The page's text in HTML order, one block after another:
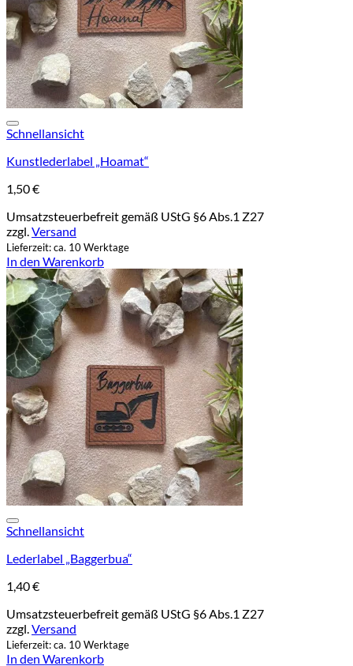
Schnellansicht
Kunstlederlabel „Hoamat“
1,50€
Umsatzsteuerbefreit gemäß UStG §6 Abs.1 Z27
zzgl. Versand
Lieferzeit: ca. 10 Werktage
In den Warenkorb
Schnellansicht
Lederlabel „Baggerbua“
1,40€
Umsatzsteuerbefreit gemäß UStG §6 Abs.1 Z27
zzgl. Versand
Lieferzeit: ca. 10 Werktage
In den Warenkorb